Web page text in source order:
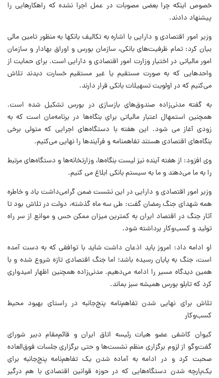
خصوص اینکه چرا بعضی مصوبات در عمل اجرا نشده که راهکارهایی را
پیشنهاد دادند.
وزیر امور اقتصادی و دارایی با اشاره به تکالیف بانکها به منظور تامین مالی
بیان کرد: تمام ظرفیت‌های بانکی، سازمان بورس و اوراق بهادار و سازمان
امور مالیاتی در اختیار وزارت امور اقتصادی و دارایی است. برای حمایت از
واحدهایی که به صورت مستقیم یا غیر مستقیم خسارت دیدند تلاش
می‌کنیم که در اولویت تسهیلات بانکی قرار دارند.
به گفته مدنی‌زاده صندوق‌های بازسازی در بورس تشکیل شده است.
همچنین استمهال اعتبار مالیاتی برای بنگاه‌ها در برنامه‌مان است که به
زودی آغاز می شود. این هفته با دستگاه‌های اجرایی که متولی برخی
بنگاه‌های اقتصادی هستند تفاهمنامه و فرآیندها را نهایی می‌کنیم.
وی افزود: از هفته آینده نیز لیست بنگاه‌ها، وزارتخانه‌ها و دستگاه‌های مرتبط
را به ما می‌دهند و ما به سیستم بانکی ابلاغ می کنیم.
وزیر امور اقتصادی و دارایی در این نشست ضمن گرامی‌داشت یاد و خاطره
همه شهدای جنگ رمضان گفت: طی سه ماه گذشته، دولت در تلاش بود تا
آثار جنگ در اقتصاد ایران به کمترین میزان ممکن حس و موانع از سر راه
تولید و کسب‌وکار برداشته شود.
او ادامه داد: امروز باید اذعان داشت شاید با توافقی که به دست آمده
است، جنگ به پایان رسیده باشد؛ اما جنگ اقتصادی تازه شروع شده و با
همین دیدگاه مسیر را ادامه می‌دهیم. مدنی‌زاده همچنین اظهار امیدواری
کرد که تابلو بورس همیشه سبز بماند.
تلاش برای نهایی شدن تفاهم‌نامه پنج‌جانبه در راستای بهبود محیط
کسب‌وکار
کیوان کاشفی عضو هیات رئیسه اتاق ایران و قائم‌مقام دبیر شورای
گفت‌وگو از لزوم برگزاری منظم نشست‌ها و حتی برگزاری جلسات فوق‌العاده
صحبت کرد و در ادامه به آماده شدن یک تفاهم‌نامه پنج‌جانبه برای
یک‌پارچه شدن دستگاه‌هایی که در حوزه قوانین اقتصادی با هم درگیر